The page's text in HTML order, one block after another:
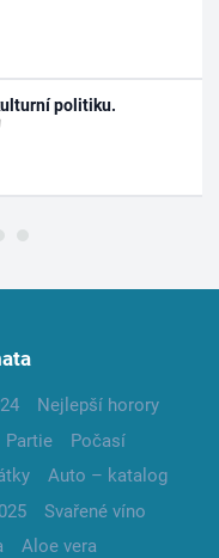
politiku.
Nejlepší horory
Partie
Počasí
Auto – katalog
Svařené víno
Aloe vera